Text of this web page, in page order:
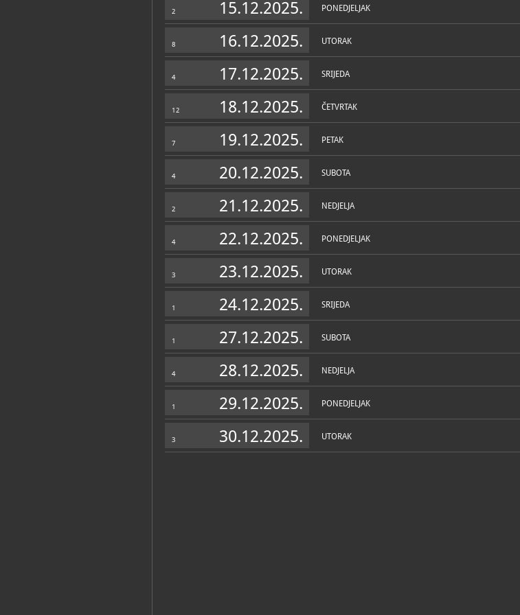
2 15.12.2025. PONEDJELJAK
8 16.12.2025. UTORAK
4 17.12.2025. SRIJEDA
12 18.12.2025. ČETVRTAK
7 19.12.2025. PETAK
4 20.12.2025. SUBOTA
2 21.12.2025. NEDJELJA
4 22.12.2025. PONEDJELJAK
3 23.12.2025. UTORAK
1 24.12.2025. SRIJEDA
1 27.12.2025. SUBOTA
4 28.12.2025. NEDJELJA
1 29.12.2025. PONEDJELJAK
3 30.12.2025. UTORAK
čistilo žito, razgovaralo i plesalo, potom kamenice i